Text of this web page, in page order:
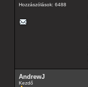
Hozzászólások: 6488
AndrewJ
Kezdő